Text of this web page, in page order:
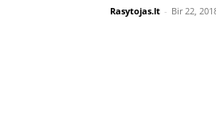
Rasytojas.lt - Bir 22,